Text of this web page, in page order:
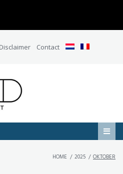
Disclaimer Contact
HOME / 2025 / OKTOBER